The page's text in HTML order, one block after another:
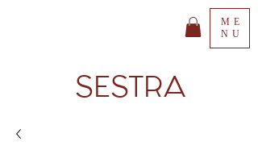
ME
NU
SESTRA